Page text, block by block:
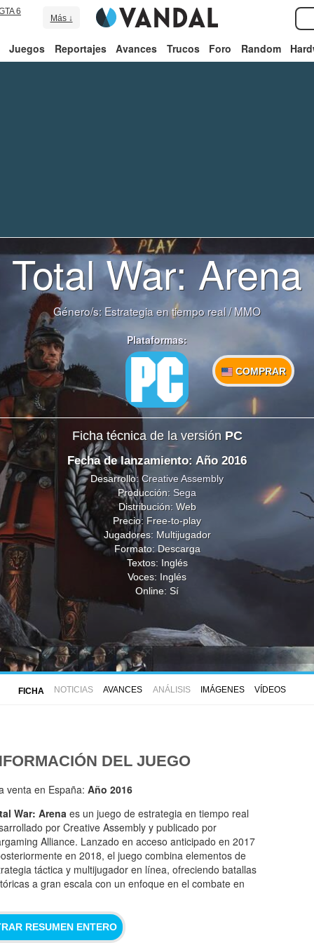
6
Más ↓
Juegos Reportajes Avances Trucos Foro Random
Total War: Arena
Género/s: Estrategia en tiempo real/MMO
Plataformas:
COMPRAR
Ficha técnica de la versión PC
Fecha de lanzamiento: Año 2016
Desarrollo:Creative Assembly
Producción: Sega
Distribución: Web
Precio: Free-to-play
Jugadores: Multijugador
Formato: Descarga
Textos: Inglés
Voces: Inglés
Online: Sí
FICHA NOTICIAS AVANCES ANÁLISIS IMÁGENES VÍDEOS
DEL JUEGO
venta en España: Año 2016
War: Arena es un juego de estrategia en tiempo real
por Creative Assembly y publicado por
Alliance. Lanzado en acceso anticipado en 2017
en 2018, el juego combina elementos de
táctica y multijugador en línea, ofreciendo batallas
a gran escala con un enfoque en el combate en
RESUMEN ENTERO